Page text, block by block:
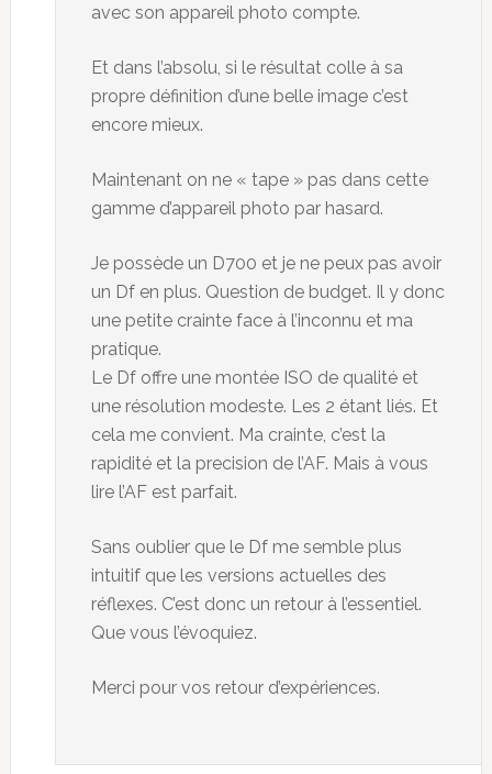
avec son appareil photo compte.
Et dans l’absolu, si le résultat colle à sa
propre définition d’une belle image c’est
encore mieux.
Maintenant on ne « tape » pas dans cette
gamme d’appareil photo par hasard.
Je possède un D700 et je ne peux pas avoir
un Df en plus. Question de budget. Il y donc
une petite crainte face à l’inconnu et ma
pratique.
Le Df offre une montée ISO de qualité et
une résolution modeste. Les 2 étant liés. Et
cela me convient. Ma crainte, c’est la
rapidité et la precision de l’AF. Mais à vous
lire l’AF est parfait.
Sans oublier que le Df me semble plus
intuitif que les versions actuelles des
réflexes. C’est donc un retour à l’essentiel.
Que vous l’évoquiez.
Merci pour vos retour d’expériences.